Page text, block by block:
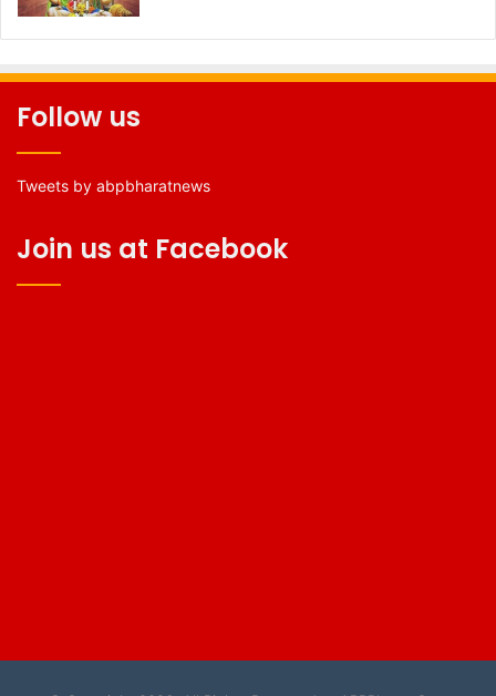
Follow us
Tweets by abpbharatnews
Join us at Facebook